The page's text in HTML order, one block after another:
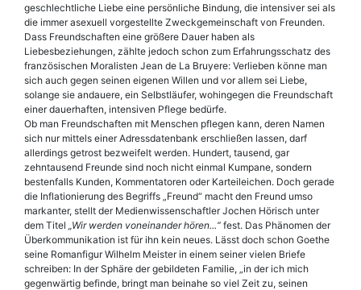
geschlechtliche Liebe eine persönliche Bindung, die intensiver sei als
die immer asexuell vorgestellte Zweckgemeinschaft von Freunden.
Dass Freundschaften eine größere Dauer haben als
Liebesbeziehungen, zählte jedoch schon zum Erfahrungsschatz des
französischen Moralisten Jean de La Bruyere: Verlieben könne man
sich auch gegen seinen eigenen Willen und vor allem sei Liebe,
solange sie andauere, ein Selbstläufer, wohingegen die Freundschaft
einer dauerhaften, intensiven Pflege bedürfe.
Ob man Freundschaften mit Menschen pflegen kann, deren Namen
sich nur mittels einer Adressdatenbank erschließen lassen, darf
allerdings getrost bezweifelt werden. Hundert, tausend, gar
zehntausend Freunde sind noch nicht einmal Kumpane, sondern
bestenfalls Kunden, Kommentatoren oder Karteileichen. Doch gerade
die Inflationierung des Begriffs „Freund“ macht den Freund umso
markanter, stellt der Medienwissenschaftler Jochen Hörisch unter
dem Titel „Wir werden voneinander hören...“ fest. Das Phänomen der
Überkommunikation ist für ihn kein neues. Lässt doch schon Goethe
seine Romanfigur Wilhelm Meister in einem seiner vielen Briefe
schreiben: In der Sphäre der gebildeten Familie, „in der ich mich
gegenwärtig befinde, bringt man beinahe so viel Zeit zu, seinen